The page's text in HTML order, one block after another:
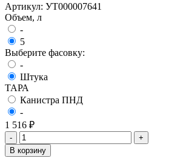
Артикул: УТ000007641
Объем, л
-
5
Выберите фасовку:
-
Штука
ТАРА
Канистра ПНД
-
1 516 ₽
-
+
В корзину